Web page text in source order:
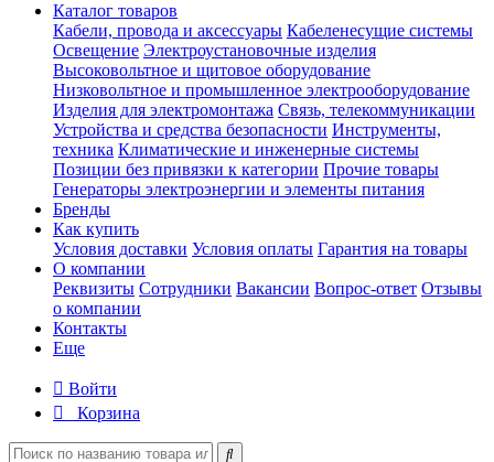
Каталог товаров
Кабели, провода и аксессуары Кабеленесущие системы
Освещение Электроустановочные изделия
Высоковольтное и щитовое оборудование
Низковольтное и промышленное электрооборудование
Изделия для электромонтажа Связь, телекоммуникации
Устройства и средства безопасности Инструменты,
техника Климатические и инженерные системы
Позиции без привязки к категории Прочие товары
Генераторы электроэнергии и элементы питания
Бренды
Как купить
Условия доставки Условия оплаты Гарантия на товары
О компании
Реквизиты Сотрудники Вакансии Вопрос-ответ Отзывы
о компании
Контакты
Еще
Войти
Корзина